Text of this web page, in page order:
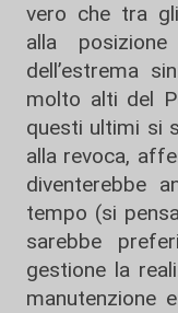
vero che tra gli
alla
dell’estrema
molto alti del
questi ultimi si
alla revoca,
diventerebbe
tempo (si
sarebbe
gestione la
manutenzione